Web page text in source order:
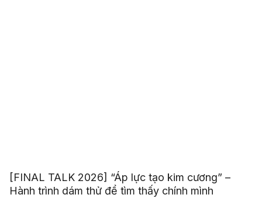
[FINAL TALK 2026] “Áp lực tạo kim cương” –
Hành trình dám thử để tìm thấy chính mình